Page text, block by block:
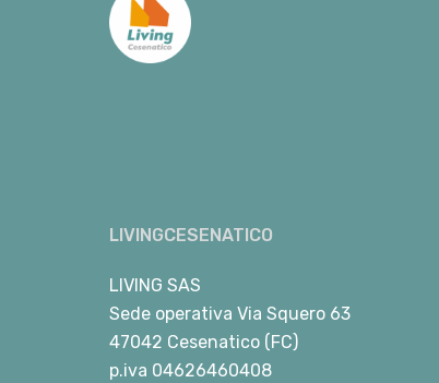
LIVINGCESENATICO
LIVING SAS
Sede operativa Via Squero 63
47042 Cesenatico (FC)
p.iva 04626460408